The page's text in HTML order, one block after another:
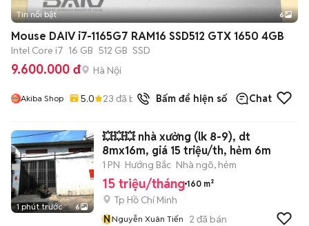
+2
Tin nổi bật 6
Mouse DAIV i7-1165G7 RAM16 SSD512 GTX 1650 4GB
Intel Core i7 16 GB 512 GB SSD
9.600.000 đ Hà Nội
Akiba Shop 5.0 23 đã bán Bấm để hiện số Chat
1 phút trước 6
💥💥💥 nhà xưởng (lk 8-9), dt
8mx16m, giá 15 triệu/th, hẻm 6m
1 PN Hướng Bắc Nhà ngõ, hẻm
15 triệu/tháng 160 m²
Tp Hồ Chí Minh
NNguyễn Xuân Tiến 2 đã bán